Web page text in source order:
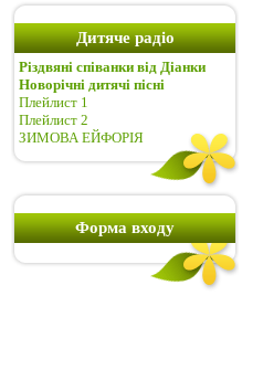
Дитяче радіо
Різдвяні співанки від Діанки
Новорічні дитячі пісні
Плейлист 1
Плейлист 2
ЗИМОВА ЕЙФОРІЯ
Форма входу